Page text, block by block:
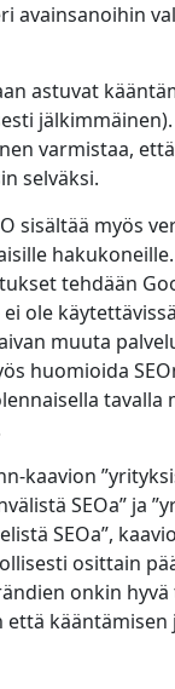
avainsanoihin
astuvat
varmistaa,
selväksi.
sisältää myös
tehdään
ole
muuta
huomioida
tavalla
kaavion
SEOa” ja
SEOa”,
osittain
onkin hyvä
kääntämisen